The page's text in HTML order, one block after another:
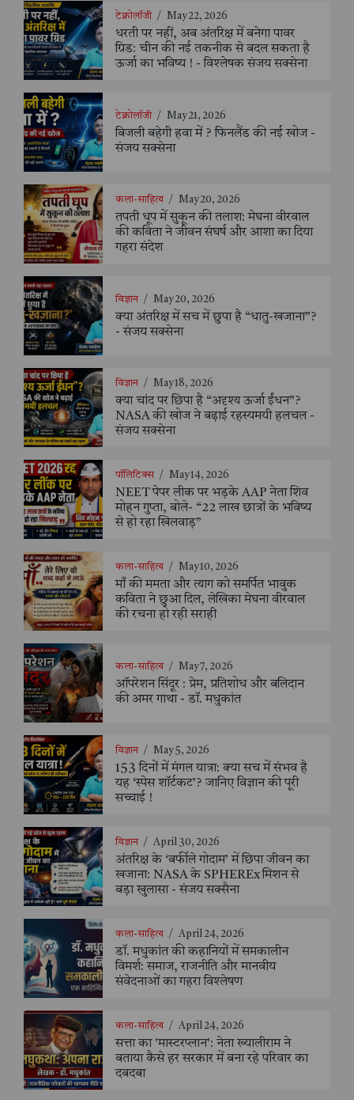
टेक्नोलॉजी / May 22, 2026
धरती पर नहीं, अब अंतरिक्ष में बनेगा पावर
ग्रिड: चीन की नई तकनीक से बदल सकता है
ऊर्जा का भविष्य ! - विश्लेषक संजय सक्सेना
टेक्नोलॉजी / May 21, 2026
बिजली बहेगी हवा में ? फिनलैंड की नई खोज -
संजय सक्सेना
कला-साहित्य / May 20, 2026
तपती धूप में सुकून की तलाश: मेघना वीरवाल
की कविता ने जीवन संघर्ष और आशा का दिया
गहरा संदेश
विज्ञान / May 20, 2026
क्या अंतरिक्ष में सच में छुपा है “धातु-खजाना”?
- संजय सक्सेना
विज्ञान / May 18, 2026
क्या चांद पर छिपा है “अदृश्य ऊर्जा ईंधन”?
NASA की खोज ने बढ़ाई रहस्यमयी हलचल -
संजय सक्सेना
पॉलिटिक्स / May 14, 2026
NEET पेपर लीक पर भड़के AAP नेता शिव
मोहन गुप्ता, बोले- “22 लाख छात्रों के भविष्य
से हो रहा खिलवाड़”
कला-साहित्य / May 10, 2026
माँ की ममता और त्याग को समर्पित भावुक
कविता ने छुआ दिल, लेखिका मेघना वीरवाल
की रचना हो रही सराही
कला-साहित्य / May 7, 2026
ऑपरेशन सिंदूर : प्रेम, प्रतिशोध और बलिदान
की अमर गाथा - डॉ. मधुकांत
विज्ञान / May 5, 2026
153 दिनों में मंगल यात्रा: क्या सच में संभव है
यह ‘स्पेस शॉर्टकट’? जानिए विज्ञान की पूरी
सच्चाई !
विज्ञान / April 30, 2026
अंतरिक्ष के ‘बर्फीले गोदाम’ में छिपा जीवन का
खजाना: NASA के SPHEREx मिशन से
बड़ा खुलासा - संजय सक्सैना
कला-साहित्य / April 24, 2026
डॉ. मधुकांत की कहानियों में समकालीन
विमर्श: समाज, राजनीति और मानवीय
संवेदनाओं का गहरा विश्लेषण
कला-साहित्य / April 24, 2026
सत्ता का 'मास्टरप्लान': नेता ख्यालीराम ने
बताया कैसे हर सरकार में बना रहे परिवार का
दबदबा